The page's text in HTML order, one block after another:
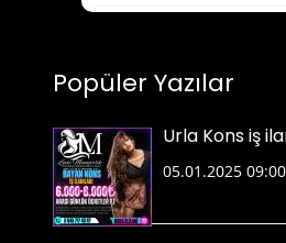
Popüler Yazılar
Urla Kons iş
05.01.2025